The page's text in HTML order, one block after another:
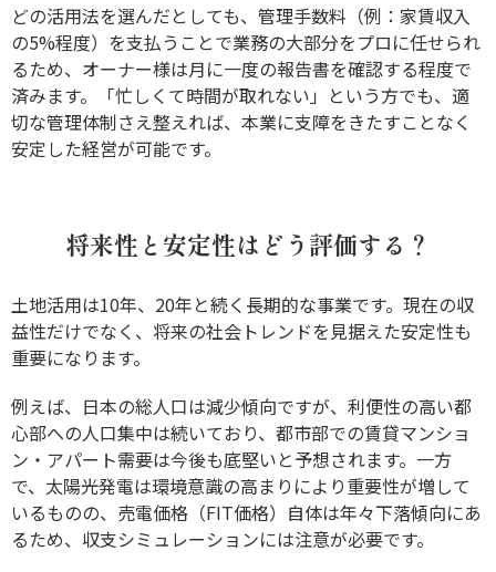
どの活用法を選んだとしても、管理手数料（例：家賃収入
の5%程度）を支払うことで業務の大部分をプロに任せられ
るため、オーナー様は月に一度の報告書を確認する程度で
済みます。「忙しくて時間が取れない」という方でも、適
切な管理体制さえ整えれば、本業に支障をきたすことなく
安定した経営が可能です。
将来性と安定性はどう評価する？
土地活用は10年、20年と続く長期的な事業です。現在の収
益性だけでなく、将来の社会トレンドを見据えた安定性も
重要になります。
例えば、日本の総人口は減少傾向ですが、利便性の高い都
心部への人口集中は続いており、都市部での賃貸マンショ
ン・アパート需要は今後も底堅いと予想されます。一方
で、太陽光発電は環境意識の高まりにより重要性が増して
いるものの、売電価格（FIT価格）自体は年々下落傾向にあ
るため、収支シミュレーションには注意が必要です。